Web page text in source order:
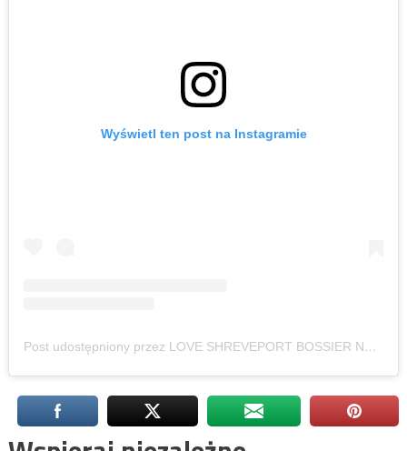
Wyświetl ten post na Instagramie
Post udostępniony przez LOVE SHREVEPORT BOSSIER NEWS (@loveshreveportbossier)